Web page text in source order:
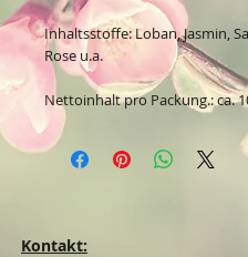
Inhaltsstoffe: Loban, Jasmin,
Rose u.a.
Nettoinhalt pro Packung.: ca.
Kontakt: